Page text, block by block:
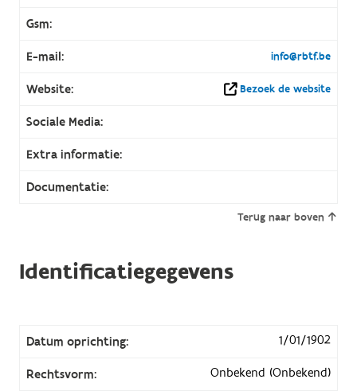
Gsm:
E-mail: info@rbtf.be
Website: Bezoek de website
Sociale Media:
Extra informatie:
Documentatie:
Terug naar boven
Identificatiegegevens
Datum oprichting: 1/01/1902
Rechtsvorm: Onbekend (Onbekend)